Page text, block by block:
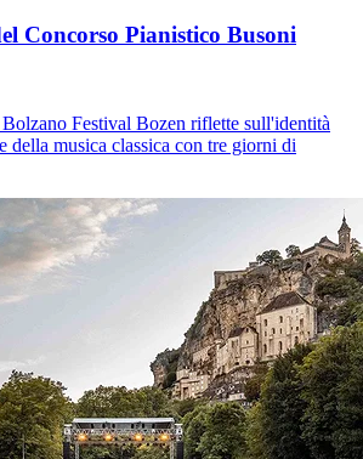
Concorso Pianistico Busoni
Festival Bozen riflette sull'identità
della musica classica con tre giorni di